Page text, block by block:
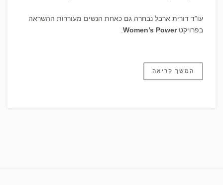
עו”ד דורית ארבל נבחרה גם כאחת הנשים מעוררות ההשראה
בפרויקט Women’s Power
המשך קריאה